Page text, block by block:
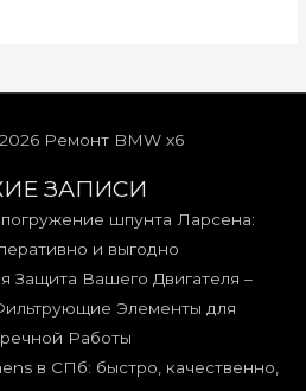
Ремонт BMW x6
ЗАПИСИ
шпунта Ларсена:
и выгодно
Защита Вашего Двигателя –
Элементы для
Работы
в СПб: быстро, качественно,